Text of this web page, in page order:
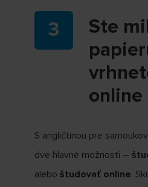
Ste
online
S angličtinou pre
dve hlavné možnosti –
alebo študovať online.